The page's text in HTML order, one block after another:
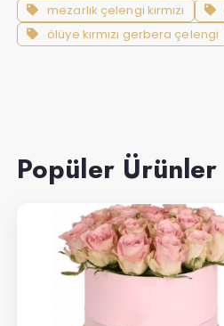
mezarlık çelengi kırmızı
ölüye kırmızı gerbera çelengi
Popüler Ürünler